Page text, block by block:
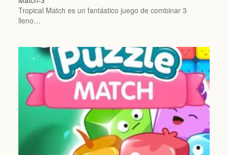
Tropical Match es un fantástico juego de combinar 3
lleno…